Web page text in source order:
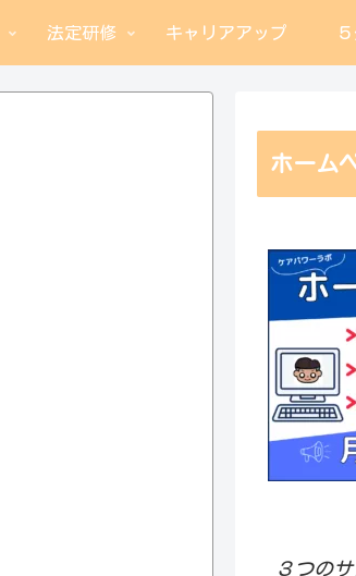
法定研修 キャリアアップ
ホーム
３つの